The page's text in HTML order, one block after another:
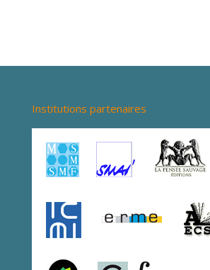
Institutions partenaires